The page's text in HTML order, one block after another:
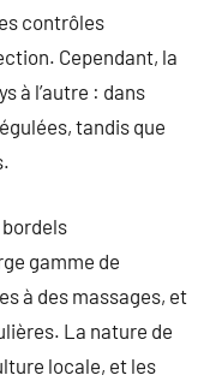
contrôles
Cependant, la
à l’autre : dans
tandis que
gamme de
à des massages, et
La nature de
locale, et les